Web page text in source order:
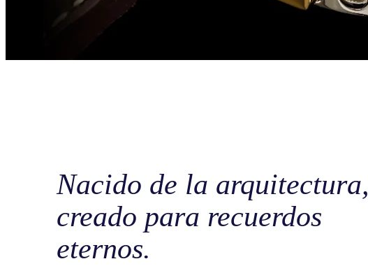
Nacido de la arquitectura,
creado para recuerdos
eternos.